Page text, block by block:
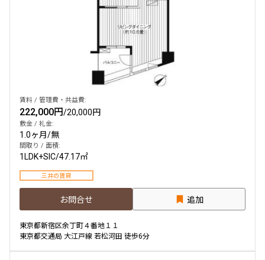
賃料 / 管理費・共益費:
222,000円/20,000円
敷金 / 礼金:
1.0ヶ月/無
間取り / 面積:
1LDK+SIC/47.17㎡
三井の賃貸
お問合せ 追加
東京都新宿区余丁町４番地１１
東京都交通局 大江戸線 若松河田 徒歩6分